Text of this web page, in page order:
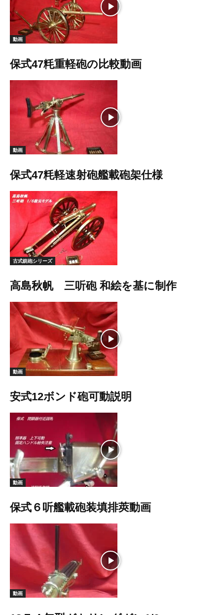
動画
保式47粍重軽砲の比較動画
動画
保式47粍軽速射砲艦載砲架仕様
古式銃砲シリーズ
高島秋帆 三听砲 和絵を基に制作
動画
安式12ボンド砲可動説明
動画
保式６听艦載砲装填排莢動画
動画